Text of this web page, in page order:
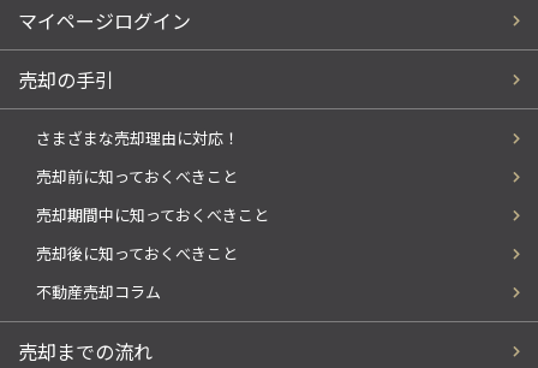
マイページログイン
売却の手引
さまざまな売却理由に対応！
売却前に知っておくべきこと
売却期間中に知っておくべきこと
売却後に知っておくべきこと
不動産売却コラム
売却までの流れ